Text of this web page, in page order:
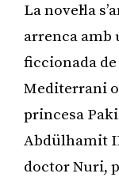
La novel·la
arrenca amb
ficcionada
Mediterrani
princesa
Abdülhamit
doctor Nuri,